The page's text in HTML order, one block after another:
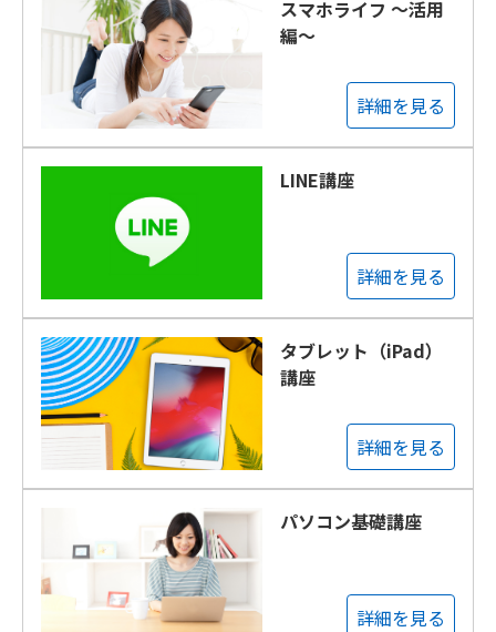
スマホライフ ～活用
編～
詳細を見る
LINE講座
詳細を見る
タブレット（iPad）
講座
詳細を見る
パソコン基礎講座
詳細を見る